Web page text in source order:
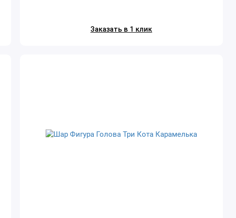
Заказать в 1 клик